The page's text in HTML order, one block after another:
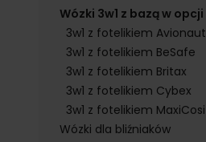
Wózki 3w1 z bazą w opcji
3w1 z fotelikiem Avionaut
3w1 z fotelikiem BeSafe
3w1 z fotelikiem Britax
3w1 z fotelikiem Cybex
3w1 z fotelikiem MaxiCosi
Wózki dla bliźniaków